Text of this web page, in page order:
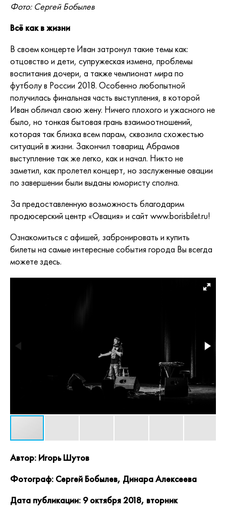
Фото: Сергей Бобылев
Всё как в жизни
В своем концерте Иван затронул такие темы как:
отцовство и дети, супружеская измена, проблемы
воспитания дочери, а также чемпионат мира по
футболу в России 2018. Особенно любопытной
получилась финальная часть выступления, в которой
Иван обличал свою жену. Ничего плохого и ужасного не
было, но тонкая бытовая грань взаимоотношений,
которая так близка всем парам, сквозила схожестью
ситуаций в жизни. Закончил товарищ Абрамов
выступление так же легко, как и начал. Никто не
заметил, как пролетел концерт, но заслуженные овации
по завершении были выданы юмористу сполна.
За предоставленную возможность благодарим
продюсерский центр «Овация» и сайт www.borisbilet.ru!
Ознакомиться с афишей, забронировать и купить
билеты на самые интересные события города Вы всегда
можетездесь.
Автор: Игорь Шутов
Фотограф: Сергей Бобылев, Динара Алексеева
Дата публикации: 9 октября 2018, вторник